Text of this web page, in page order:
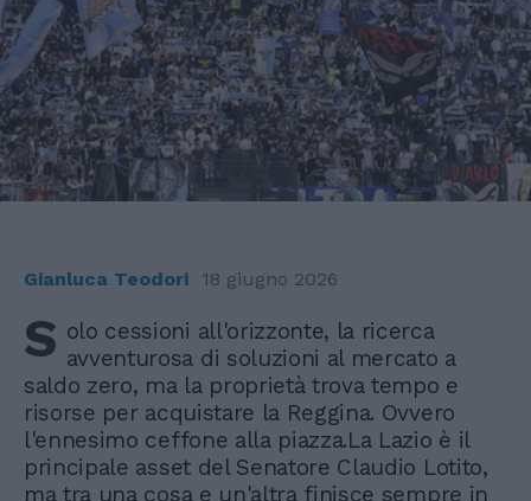
Gianluca Teodori 18 giugno 2026
S olo cessioni all'orizzonte, la ricerca
avventurosa di soluzioni al mercato a
saldo zero, ma la proprietà trova tempo e
risorse per acquistare la Reggina. Ovvero
l'ennesimo ceffone alla piazza.La Lazio è il
principale asset del Senatore Claudio Lotito,
ma tra una cosa e un'altra finisce sempre in